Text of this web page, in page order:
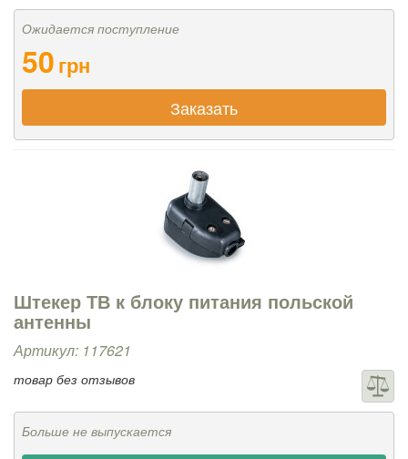
Ожидается поступление
50грн
Заказать
Штекер ТВ к блоку питания польской
антенны
Артикул: 117621
товар без отзывов
Больше не выпускается